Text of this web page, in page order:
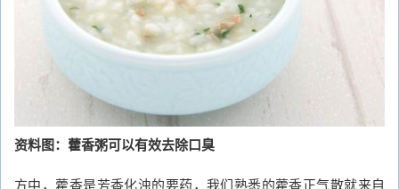
资料图：藿香粥可以有效去除口臭
方中，藿香是芳香化浊的要药，我们熟悉的藿香正气散就来自